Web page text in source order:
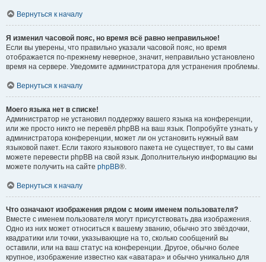
Вернуться к началу
Я изменил часовой пояс, но время всё равно неправильное!
Если вы уверены, что правильно указали часовой пояс, но время
отображается по-прежнему неверное, значит, неправильно установлено
время на сервере. Уведомите администратора для устранения проблемы.
Вернуться к началу
Моего языка нет в списке!
Администратор не установил поддержку вашего языка на конференции,
или же просто никто не перевёл phpBB на ваш язык. Попробуйте узнать у
администратора конференции, может ли он установить нужный вам
языковой пакет. Если такого языкового пакета не существует, то вы сами
можете перевести phpBB на свой язык. Дополнительную информацию вы
можете получить на сайте phpBB®.
Вернуться к началу
Что означают изображения рядом с моим именем пользователя?
Вместе с именем пользователя могут присутствовать два изображения.
Одно из них может относиться к вашему званию, обычно это звёздочки,
квадратики или точки, указывающие на то, сколько сообщений вы
оставили, или на ваш статус на конференции. Другое, обычно более
крупное, изображение известно как «аватара» и обычно уникально для